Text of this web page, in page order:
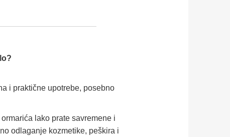
i praktične upotrebe, posebno
lako prate savremene i
odlaganje kozmetike, peškira i